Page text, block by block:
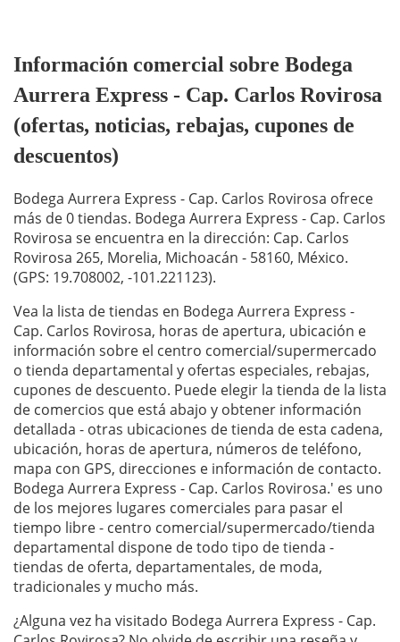
Información comercial sobre Bodega
Aurrera Express - Cap. Carlos Rovirosa
(ofertas, noticias, rebajas, cupones de
descuentos)
Bodega Aurrera Express - Cap. Carlos Rovirosa ofrece
más de 0 tiendas. Bodega Aurrera Express - Cap. Carlos
Rovirosa se encuentra en la dirección: Cap. Carlos
Rovirosa 265, Morelia, Michoacán - 58160, México.
(GPS: 19.708002, -101.221123).
Vea la lista de tiendas en Bodega Aurrera Express -
Cap. Carlos Rovirosa, horas de apertura, ubicación e
información sobre el centro comercial/supermercado
o tienda departamental y ofertas especiales, rebajas,
cupones de descuento. Puede elegir la tienda de la lista
de comercios que está abajo y obtener información
detallada - otras ubicaciones de tienda de esta cadena,
ubicación, horas de apertura, números de teléfono,
mapa con GPS, direcciones e información de contacto.
Bodega Aurrera Express - Cap. Carlos Rovirosa.' es uno
de los mejores lugares comerciales para pasar el
tiempo libre - centro comercial/supermercado/tienda
departamental dispone de todo tipo de tienda -
tiendas de oferta, departamentales, de moda,
tradicionales y mucho más.
¿Alguna vez ha visitado Bodega Aurrera Express - Cap.